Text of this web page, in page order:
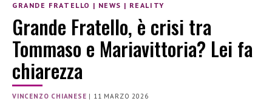
GRANDE FRATELLO | NEWS | REALITY
Grande Fratello, è crisi tra
Tommaso e Mariavittoria? Lei fa
chiarezza
VINCENZO CHIANESE | 11 MARZO 2026